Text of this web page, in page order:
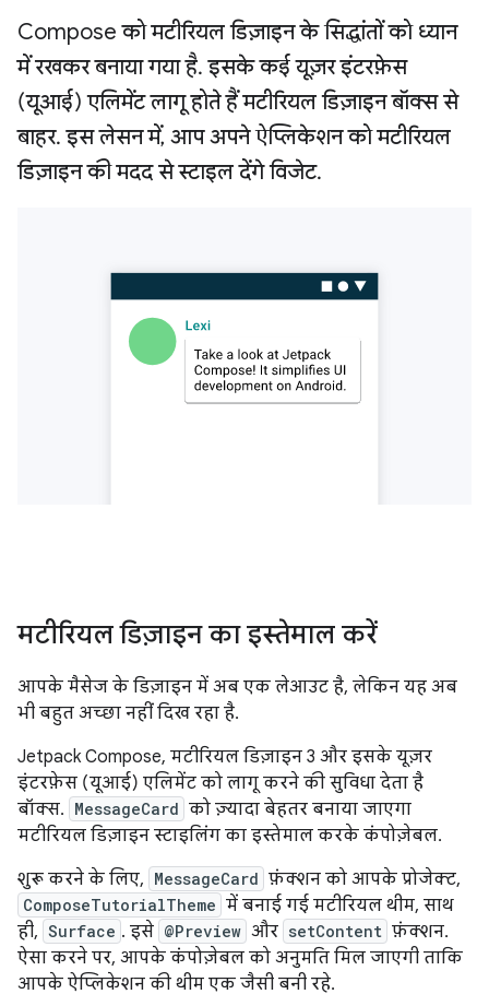
Compose को मटीरियल डिज़ाइन के सिद्धांतों को ध्यान
में रखकर बनाया गया है. इसके कई यूज़र इंटरफ़ेस
(यूआई) एलिमेंट लागू होते हैं मटीरियल डिज़ाइन बॉक्स से
बाहर. इस लेसन में, आप अपने ऐप्लिकेशन को मटीरियल
डिज़ाइन की मदद से स्टाइल देंगे विजेट.
मटीरियल डिज़ाइन का इस्तेमाल करें
आपके मैसेज के डिज़ाइन में अब एक लेआउट है, लेकिन यह अब
भी बहुत अच्छा नहीं दिख रहा है.
Jetpack Compose, मटीरियल डिज़ाइन 3 और इसके यूज़र
इंटरफ़ेस (यूआई) एलिमेंट को लागू करने की सुविधा देता है
बॉक्स. MessageCard को ज़्यादा बेहतर बनाया जाएगा
मटीरियल डिज़ाइन स्टाइलिंग का इस्तेमाल करके कंपोज़ेबल.
शुरू करने के लिए, MessageCard फ़ंक्शन को आपके प्रोजेक्ट,
ComposeTutorialTheme में बनाई गई मटीरियल थीम, साथ
ही, Surface . इसे @Preview और setContent फ़ंक्शन.
ऐसा करने पर, आपके कंपोज़ेबल को अनुमति मिल जाएगी ताकि
आपके ऐप्लिकेशन की थीम एक जैसी बनी रहे.